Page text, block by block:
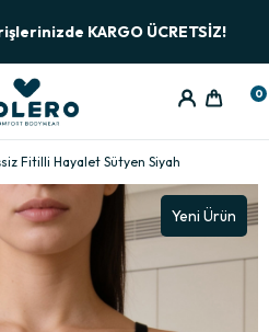
KARGO ÜCRETSİZ!
0
Fitilli Hayalet Sütyen Siyah
Yeni Ürün